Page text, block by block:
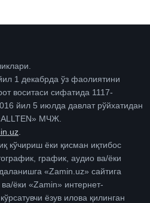
1 декабрда ўз фаолиятини
воситаси сифатида 1117-
йил 5 июлда давлат рўйхатидан
МЧЖ.
кўчириш ёки қисман иқтибос
график, аудио ва/ёки
«Zamin.uz» сайтига
ёки «Zamin» интернет-
ёзув илова қилинган